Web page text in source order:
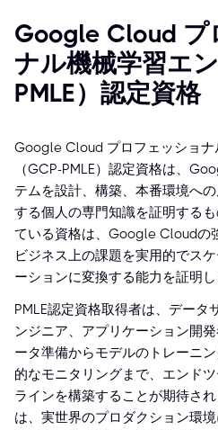
Google Cloud プ
ナル機械学習エ
PMLE）認定資格
Google Cloud プロフェッショナ
（GCP-PMLE）認定資格は、
テムを設計、構築、本番環境へ
する個人の専門知識を証明する
ている資格は、Google Cloudの
ビジネス上の課題を実用的でス
ーションに変換する能力を証明し
PMLE認定資格取得者は、データ
ンジニア、アプリケーション開
ータ準備からモデルのトレーニ
的なモニタリングまで、エンド
ラインを構築することが期待さ
は、実世界のプロダクション環